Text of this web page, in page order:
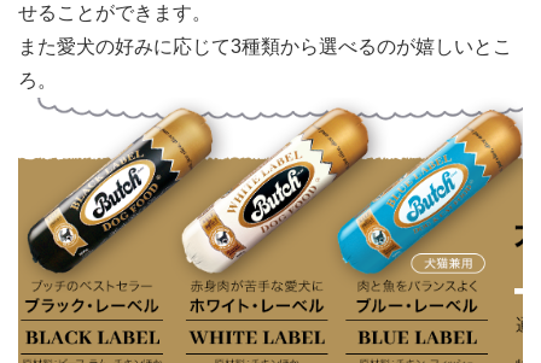
せることができます。
また愛犬の好みに応じて3種類から選べるのが嬉しいとこ
ろ。